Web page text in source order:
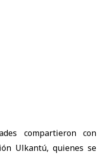
compartieron con
Ulkantú, quienes se